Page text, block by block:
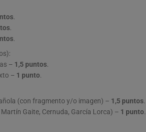
.
.
.
– 1,5 puntos.
– 1 punto.
(con fragmento y/o imagen) – 1,5 puntos.
Gaite, Cernuda, García Lorca) – 1 punto.